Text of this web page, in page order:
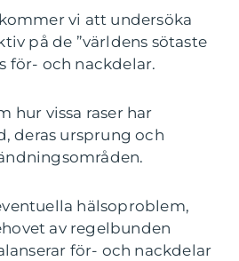
vi att undersöka
på de ”världens sötaste
för- och nackdelar.
hur vissa raser har
deras ursprung och
hälsoproblem,
av regelbunden
för- och nackdelar